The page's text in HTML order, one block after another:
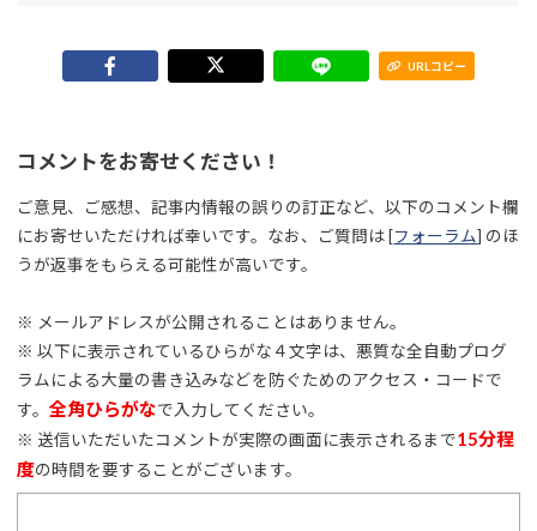
URLコピー
コメントをお寄せください！
ご意見、ご感想、記事内情報の誤りの訂正など、以下のコメント欄
にお寄せいただければ幸いです。なお、ご質問は [フォーラム] のほ
うが返事をもらえる可能性が高いです。
※ メールアドレスが公開されることはありません。
※ 以下に表示されているひらがな４文字は、悪質な全自動プログ
ラムによる大量の書き込みなどを防ぐためのアクセス・コードで
す。全角ひらがなで入力してください。
※ 送信いただいたコメントが実際の画面に表示されるまで15分程
度の時間を要することがございます。